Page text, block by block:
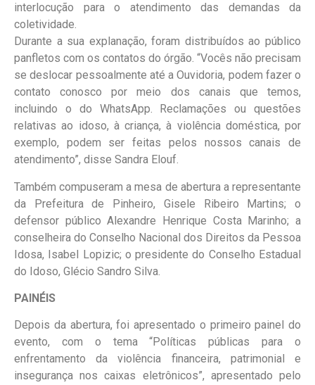
interlocução para o atendimento das demandas da
coletividade.
Durante a sua explanação, foram distribuídos ao público
panfletos com os contatos do órgão. “Vocês não precisam
se deslocar pessoalmente até a Ouvidoria, podem fazer o
contato conosco por meio dos canais que temos,
incluindo o do WhatsApp. Reclamações ou questões
relativas ao idoso, à criança, à violência doméstica, por
exemplo, podem ser feitas pelos nossos canais de
atendimento”, disse Sandra Elouf.
Também compuseram a mesa de abertura a representante
da Prefeitura de Pinheiro, Gisele Ribeiro Martins; o
defensor público Alexandre Henrique Costa Marinho; a
conselheira do Conselho Nacional dos Direitos da Pessoa
Idosa, Isabel Lopizic; o presidente do Conselho Estadual
do Idoso, Glécio Sandro Silva.
PAINÉIS
Depois da abertura, foi apresentado o primeiro painel do
evento, com o tema “Políticas públicas para o
enfrentamento da violência financeira, patrimonial e
insegurança nos caixas eletrônicos”, apresentado pelo